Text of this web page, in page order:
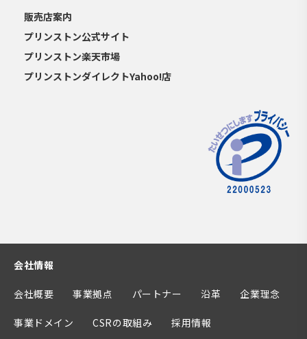
販売店案内
プリンストン公式サイト
プリンストン楽天市場
プリンストンダイレクトYahoo!店
会社情報
会社概要 事業拠点 パートナー 沿革 企業理念
事業ドメイン CSRの取組み 採用情報